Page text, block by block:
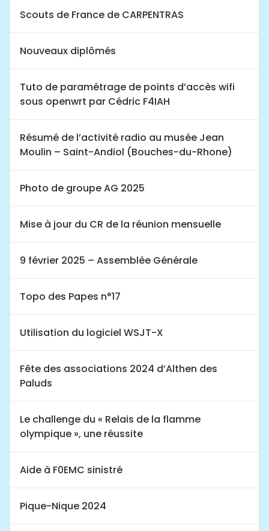
Scouts de France de CARPENTRAS
Nouveaux diplômés
Tuto de paramétrage de points d’accès wifi
sous openwrt par Cédric F4IAH
Résumé de l’activité radio au musée Jean
Moulin – Saint-Andiol (Bouches-du-Rhone)
Photo de groupe AG 2025
Mise à jour du CR de la réunion mensuelle
9 février 2025 – Assemblée Générale
Topo des Papes n°17
Utilisation du logiciel WSJT-X
Fête des associations 2024 d’Althen des
Paluds
Le challenge du « Relais de la flamme
olympique », une réussite
Aide à F0EMC sinistré
Pique-Nique 2024